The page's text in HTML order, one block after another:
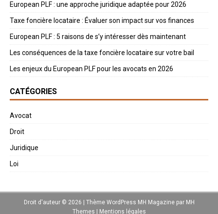
European PLF : une approche juridique adaptée pour 2026
Taxe foncière locataire : Évaluer son impact sur vos finances
European PLF : 5 raisons de s’y intéresser dès maintenant
Les conséquences de la taxe foncière locataire sur votre bail
Les enjeux du European PLF pour les avocats en 2026
CATÉGORIES
Avocat
Droit
Juridique
Loi
Droit d'auteur © 2026 | Thème WordPress MH Magazine par MH
Themes
Mentions légales